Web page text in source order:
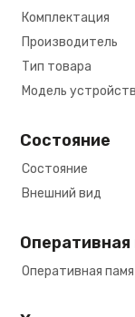
Комплектация
Производитель
Тип товара
Модель
Состояние
Состояние
Внешний вид
Оперативная
Оперативная